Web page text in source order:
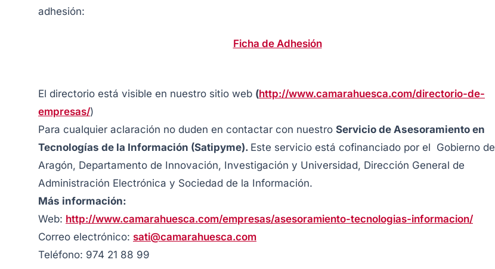
adhesión:
Ficha de Adhesión
El directorio está visible en nuestro sitio web (http://www.camarahuesca.com/directorio-de-
empresas/)
Para cualquier aclaración no duden en contactar con nuestro Servicio de Asesoramiento en
Tecnologías de la Información (Satipyme). Este servicio está cofinanciado por el Gobierno de
Aragón, Departamento de Innovación, Investigación y Universidad, Dirección General de
Administración Electrónica y Sociedad de la Información.
Más información:
Web: http://www.camarahuesca.com/empresas/asesoramiento-tecnologias-informacion/
Correo electrónico: sati@camarahuesca.com
Teléfono: 974 21 88 99